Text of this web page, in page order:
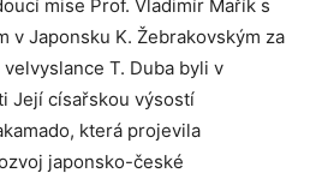
mise Prof. Vladimír Mařík s
v Japonsku K. Žebrakovským za
T. Duba byli v
Její císařskou výsostí
která projevila
japonsko-české